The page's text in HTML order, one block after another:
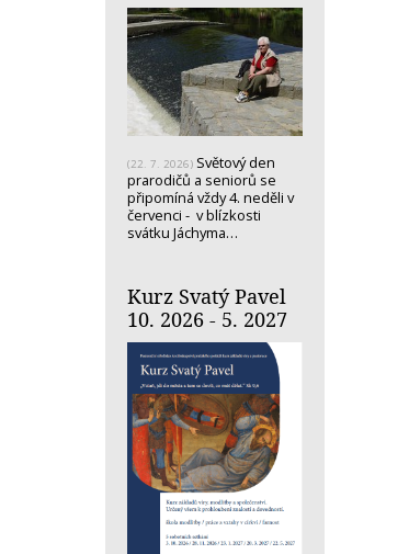
(22. 7. 2026) Světový den
prarodičů a seniorů se
připomíná vždy 4. neděli v
červenci - v blízkosti
svátku Jáchyma…
Kurz Svatý Pavel
10. 2026 - 5. 2027